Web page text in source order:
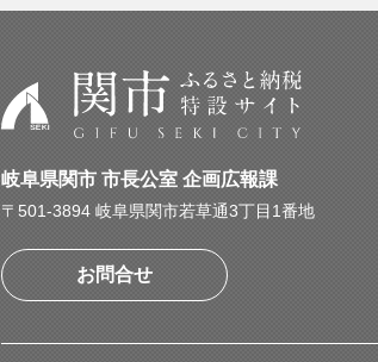
岐阜県関市 市長公室 企画広報課
〒501-3894 岐阜県関市若草通3丁目1番地
お問合せ